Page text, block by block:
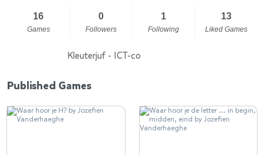
16
Games
0
Followers
1
Following
13
Liked Games
Kleuterjuf - ICT-co
Published Games